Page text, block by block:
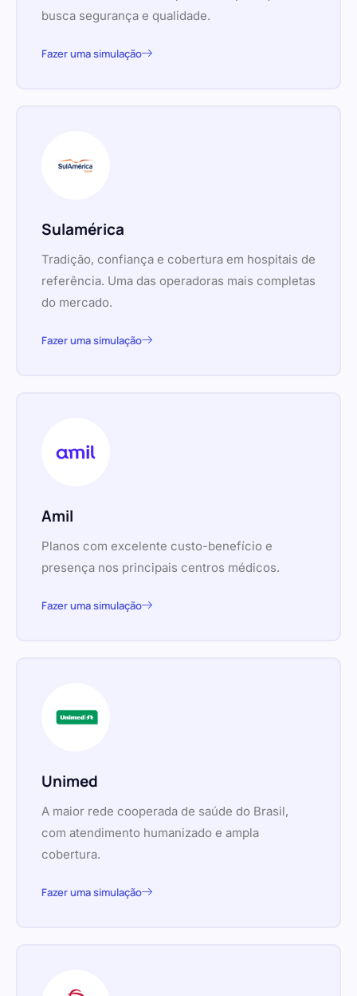
busca segurança e qualidade.
Fazer uma simulação
Sulamérica
Tradição, confiança e cobertura em hospitais de
referência. Uma das operadoras mais completas
do mercado.
Fazer uma simulação
Amil
Planos com excelente custo-benefício e
presença nos principais centros médicos.
Fazer uma simulação
Unimed
A maior rede cooperada de saúde do Brasil,
com atendimento humanizado e ampla
cobertura.
Fazer uma simulação